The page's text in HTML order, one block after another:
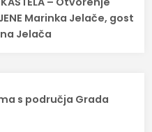
Marinka Jelače, gost
Jelača
s područja Grada